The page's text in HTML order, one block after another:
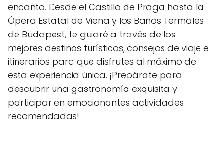
encanto. Desde el Castillo de Praga hasta la
Ópera Estatal de Viena y los Baños Termales
de Budapest, te guiaré a través de los
mejores destinos turísticos, consejos de viaje e
itinerarios para que disfrutes al máximo de
esta experiencia única. ¡Prepárate para
descubrir una gastronomía exquisita y
participar en emocionantes actividades
recomendadas!